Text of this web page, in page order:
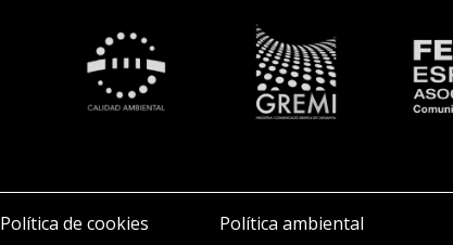
Política de cookies Política ambiental